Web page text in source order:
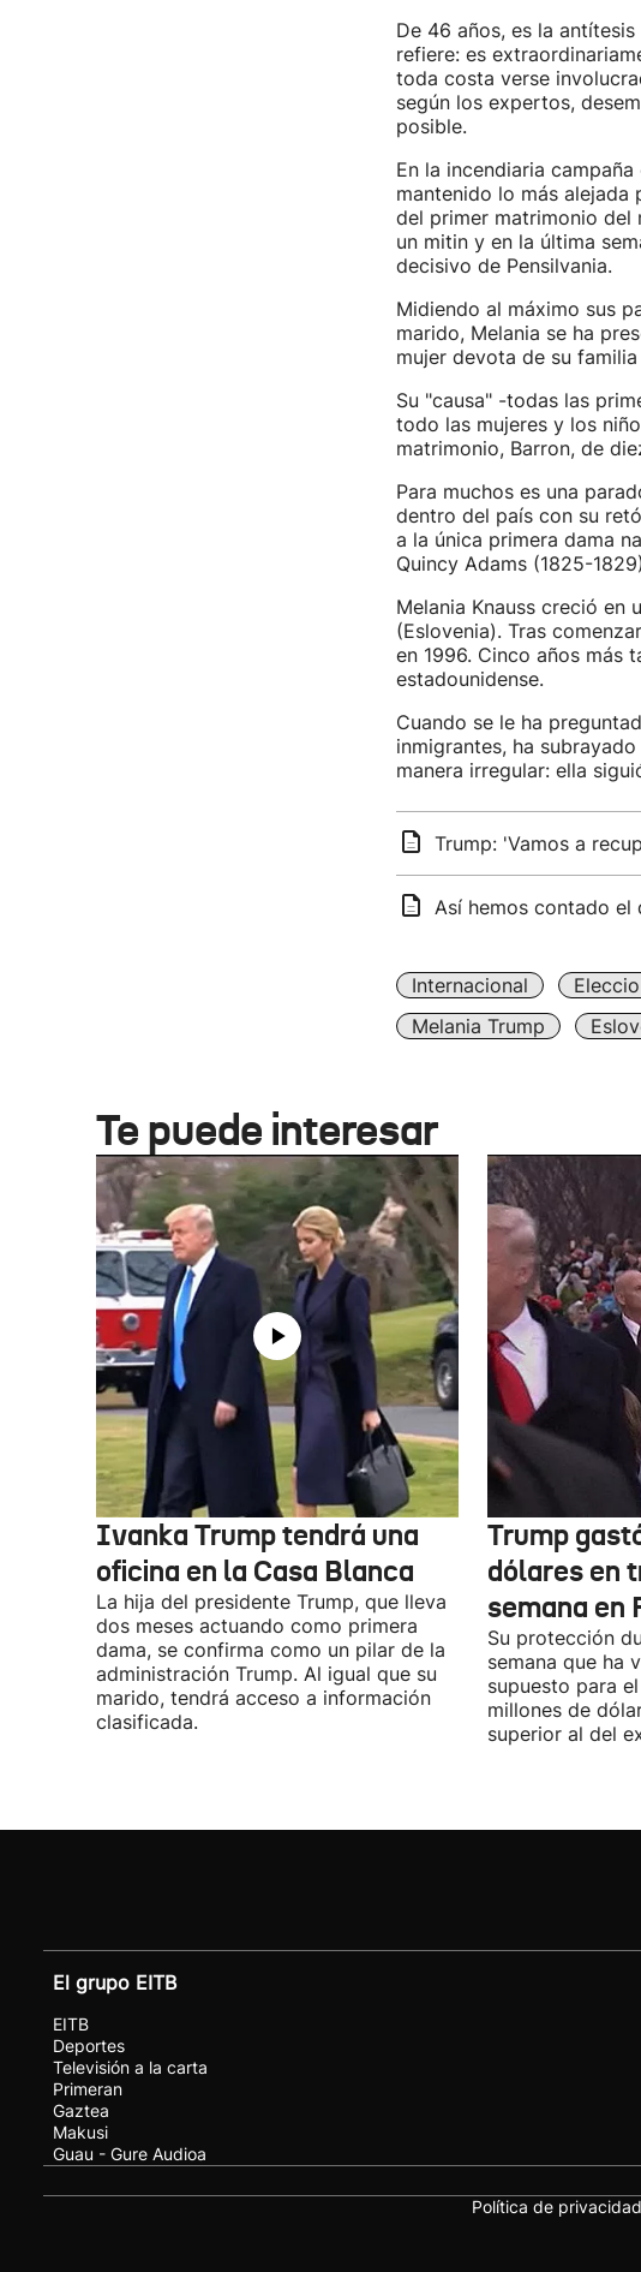
De 46 años, es la
refiere: es
toda costa verse
según los expertos,
posible.
En la incendiaria
mantenido lo más
del primer matrimonio del
un mitin y en la última
decisivo de Pensilvania.
Midiendo al máximo sus
marido, Melania se ha
mujer devota de su
Su "causa" -todas las
todo las mujeres y los
matrimonio, Barron, de
Para muchos es una
dentro del país con su
a la única primera dama
Quincy Adams (1825-
Melania Knauss creció en
(Eslovenia). Tras
en 1996. Cinco años más
estadounidense.
Cuando se le ha
inmigrantes, ha
manera irregular: ella
Trump: 'Vamos a
Así hemos contado el
Internacional
Melania Trump
Te puede interesar
Ivanka Trump tendrá una
oficina en la Casa Blanca
La hija del presidente Trump, que lleva
dos meses actuando como primera
dama, se confirma como un pilar de la
administración Trump. Al igual que su
marido, tendrá acceso a información
clasificada.
Trump
dólares en
semana en
Su protección
semana que ha
supuesto para
millones de
superior al del
El grupo EITB
EITB
Deportes
Televisión a la carta
Primeran
Gaztea
Makusi
Guau - Gure Audioa
Política de privacidad